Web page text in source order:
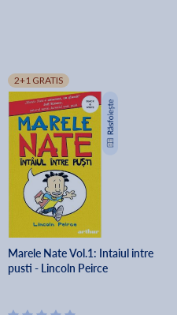
2+1 GRATIS
Marele Nate Vol.1: Intaiul intre
pusti - Lincoln Peirce